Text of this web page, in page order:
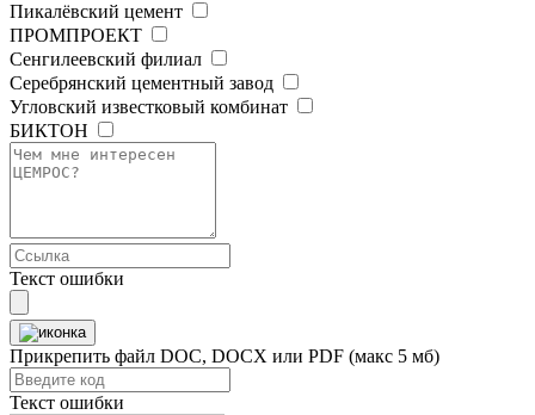
Пикалёвский цемент
ПРОМПРОЕКТ
Сенгилеевский филиал
Серебрянский цементный завод
Угловский известковый комбинат
БИКТОН
Текст ошибки
Прикрепить файл DOC, DOCX или PDF (макс 5 мб)
Текст ошибки